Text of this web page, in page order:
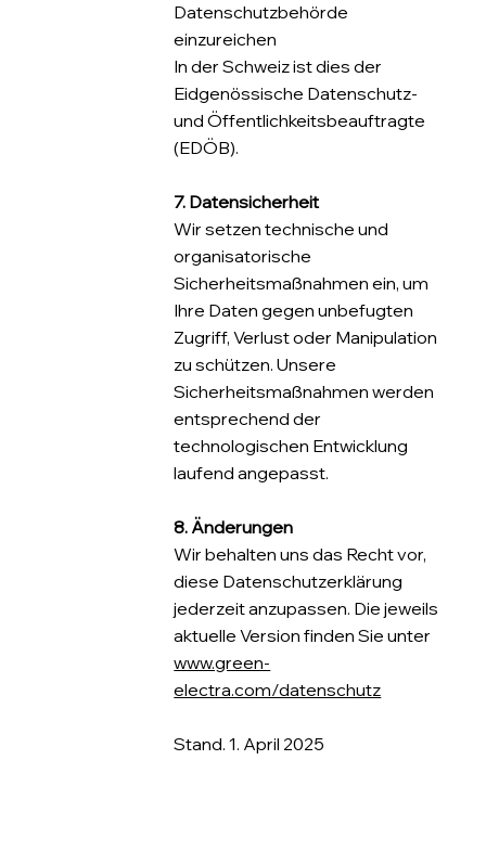
Datenschutzbehörde
einzureichen
In der Schweiz ist dies der
Eidgenössische Datenschutz-
und Öffentlichkeitsbeauftragte
(EDÖB).
7. Datensicherheit
Wir setzen technische und
organisatorische
Sicherheitsmaßnahmen ein, um
Ihre Daten gegen unbefugten
Zugriff, Verlust oder Manipulation
zu schützen. Unsere
Sicherheitsmaßnahmen werden
entsprechend der
technologischen Entwicklung
laufend angepasst.
8. Änderungen
Wir behalten uns das Recht vor,
diese Datenschutzerklärung
jederzeit anzupassen. Die jeweils
aktuelle Version finden Sie unter
www.green-
electra.com/datenschutz
Stand. 1. April 2025